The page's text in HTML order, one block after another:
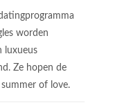
worden
luxueus
Ze hopen de
of love.